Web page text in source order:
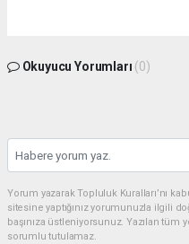
Okuyucu Yorumları (0)
Yorum yazarak Topluluk Kuralları’nı
sitesine yaptığınız yorumunuzla ilgili
başınıza üstleniyorsunuz. Yazılan
sorumlu tutulamaz.